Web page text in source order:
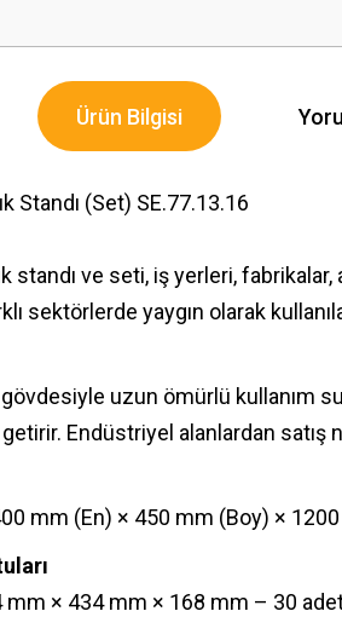
Ürün Bilgisi
Standı (Set) SE.77.13.16
standı ve seti, iş yerleri,
sektörlerde yaygın olarak
uzun ömürlü kullanım
Endüstriyel alanlardan satış
mm (En) × 450 mm (Boy) ×
mm × 434 mm × 168 mm – 30